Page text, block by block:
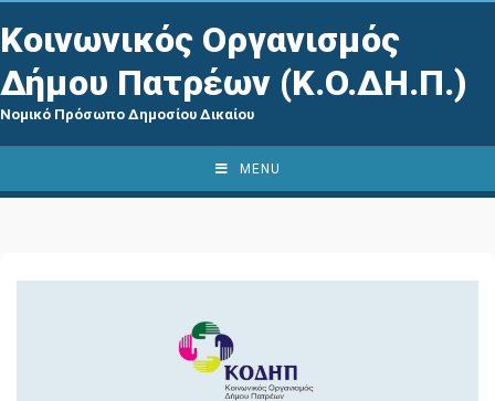
Κοινωνικός Οργανισμός
Δήμου Πατρέων (Κ.Ο.ΔΗ.Π.)
Νομικό Πρόσωπο Δημοσίου Δικαίου
MENU